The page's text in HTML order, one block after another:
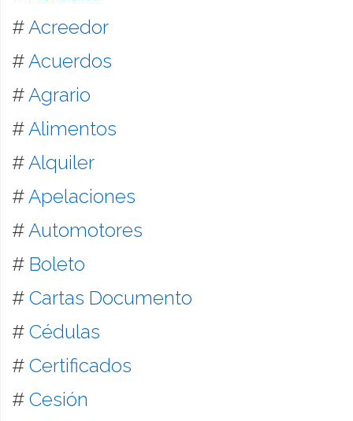
#Acreedor
#Acuerdos
#Agrario
#Alimentos
#Alquiler
#Apelaciones
#Automotores
# Boleto
# Cartas Documento
# Cédulas
# Certificados
# Cesión